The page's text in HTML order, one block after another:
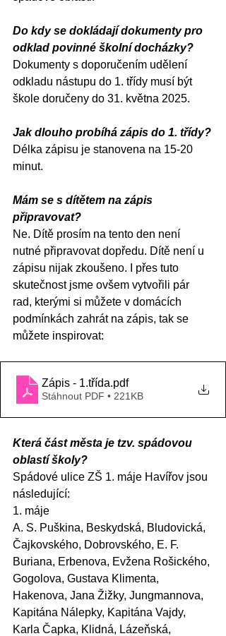
Do kdy se dokládají dokumenty pro
odklad povinné školní docházky?
Dokumenty s doporučením udělení
odkladu nástupu do 1. třídy musí být
škole doručeny do 31. května 2025.
Jak dlouho probíhá zápis do 1. třídy?
Délka zápisu je stanovena na 15-20
minut.
Mám se s dítětem na zápis
připravovat?
Ne. Dítě prosím na tento den není
nutné připravovat dopředu. Dítě není u
zápisu nijak zkoušeno. I přes tuto
skutečnost jsme ovšem vytvořili pár
rad, kterými si můžete v domácích
podmínkách zahrát na zápis, tak se
můžete inspirovat:
Zápis - 1.třída.pdf
Stáhnout PDF • 221KB
Která část města je tzv. spádovou
oblastí školy?
Spádové ulice ZŠ 1. máje Havířov jsou
následující:
1. máje
A. S. Puškina, Beskydská, Bludovická,
Čajkovského, Dobrovského, E. F.
Buriana, Erbenova, Evžena Rošického,
Gogolova, Gustava Klimenta,
Hakenova, Jana Žižky, Jungmannova,
Kapitána Nálepky, Kapitána Vajdy,
Karla Čapka, Klidná, Lázeňská,